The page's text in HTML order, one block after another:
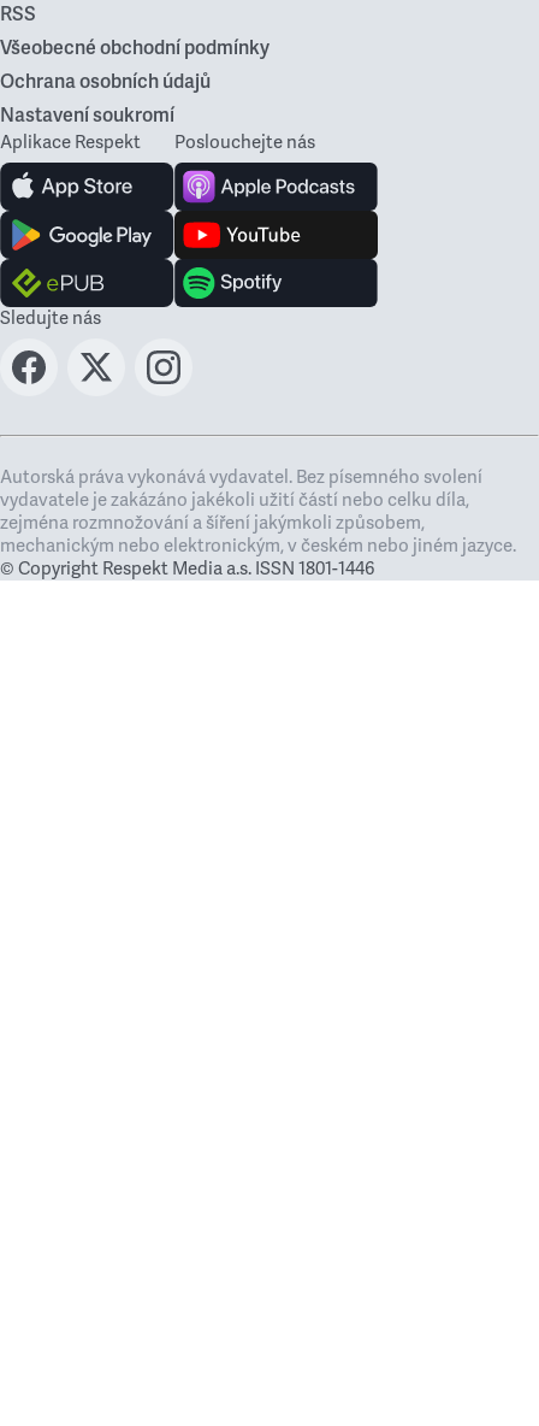
RSS
Všeobecné obchodní podmínky
Ochrana osobních údajů
Nastavení soukromí
Aplikace Respekt Poslouchejte nás
Sledujte nás
Autorská práva vykonává vydavatel. Bez písemného svolení
vydavatele je zakázáno jakékoli užití částí nebo celku díla,
zejména rozmnožování a šíření jakýmkoli způsobem,
mechanickým nebo elektronickým, v českém nebo jiném jazyce.
© Copyright Respekt Media a.s. ISSN 1801-1446